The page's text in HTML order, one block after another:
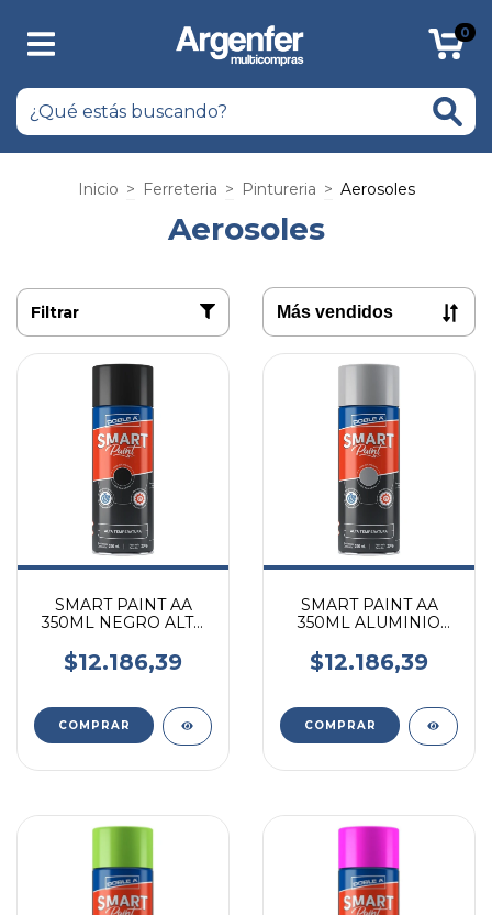
0
Inicio > Ferreteria > Pintureria > Aerosoles
Aerosoles
Filtrar
SMART PAINT AA
350ML NEGRO ALTA
$12.186,39
SMART PAINT AA
350ML ALUMINIO
$12.186,39